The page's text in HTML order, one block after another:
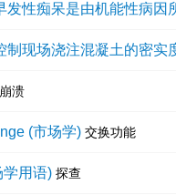
发性痴呆是由机能性病因
制现场浇注混凝土的密实
溃
(市场学) 交换功能
学用语) 探查